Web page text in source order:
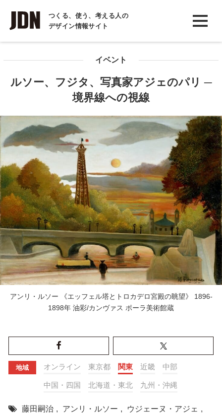
つくる、使う、考える人の
デザイン情報サイト
INTERVIEW
インタビュー
COLUMN
イベント
ルソー、フジタ、写真家アジェのパリ ─
境界線への視線
アンリ・ルソー 《エッフェル塔とトロカデロ宮殿の眺望》 1896-
1898年 油彩/カンヴァス ポーラ美術館蔵
地域 オンライン 東京都 関東 近畿 中部
中国・四国 北海道・東北 九州・沖縄
藤田嗣治 , アンリ・ルソー , ウジェーヌ・アジェ ,